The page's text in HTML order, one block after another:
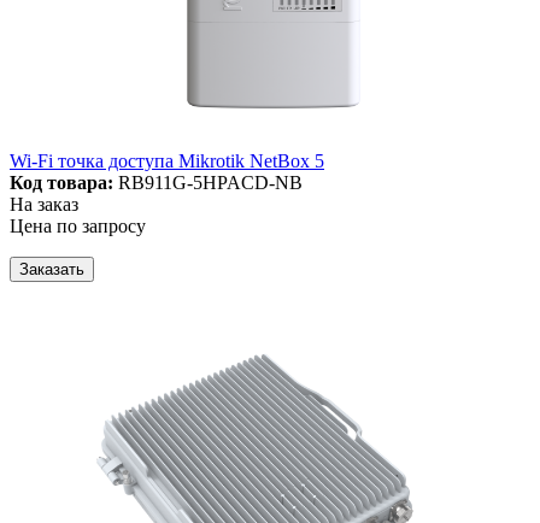
Wi-Fi точка доступа Mikrotik NetBox 5
Код товара: RB911G-5HPACD-NB
На заказ
Цена по запросу
Заказать